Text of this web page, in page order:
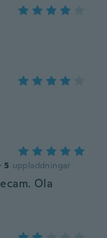
· 5 uppladdningar
Ola